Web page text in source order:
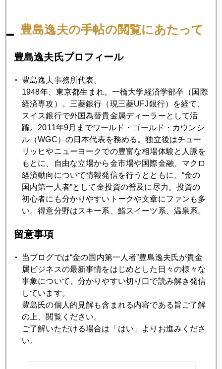
2023年01月31日
いよいよＦＯＭＣ、今回の勘所
初心者向け 金とドルの関係
2023年01月27日
今こそ原点に戻る時
2023年01月26日
金現物小売価格が１万円になる日
2023年01月25日
2023年01月24日
中国ゼロコロナ撤廃、金への影響
2023年01月23日
「プライベート」にご用心
2023年01月19日
豊島逸夫の手帖の閲覧にあたって
豊島逸夫氏プロフィール
豊島逸夫事務所代表。
1948年、東京都生まれ。一橋大学経済学部卒（国際
経済専攻）。三菱銀行（現三菱UFJ銀行）を経て、
スイス銀行で外国為替貴金属ディーラーとして活
躍。2011年9月までワールド・ゴールド・カウンシ
ル（WGC）の日本代表を務める。独立後はチュー
リッヒやニューヨークでの豊富な相場体験と人脈を
もとに、自由な立場から金市場や国際金融、マクロ
経済動向について情報発信を行うとともに、“金の
国内第一人者”として金投資の普及に尽力。投資の
初心者にも分かりやすいトークや文章にファンも多
い。得意分野はスキー系、鮨スイーツ系、温泉系。
留意事項
当ブログでは“金の国内第一人者”豊島逸夫氏が貴金
属ビジネスの最新事情をはじめとした日々の様々な
事象について、分かりやすい切り口で読み解き発信
しています。
豊島氏の個人的見解も含まれる内容である旨ご了解
の上、閲覧ください。
ご了解いただける場合は「はい」よりお進みくださ
い。